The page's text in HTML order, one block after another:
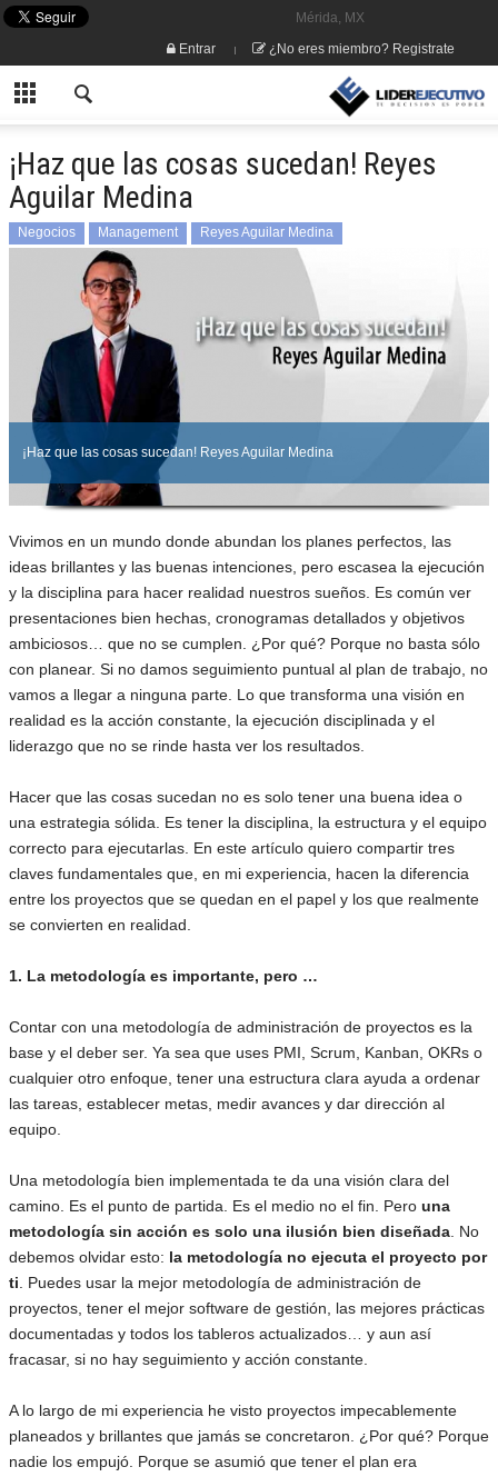
Mérida, MX
Entrar
¿No eres miembro? Registrate
¡Haz que las cosas sucedan! Reyes
Aguilar Medina
Negocios Management Reyes Aguilar Medina
¡Haz que las cosas sucedan! Reyes Aguilar Medina
Vivimos en un mundo donde abundan los planes perfectos, las
ideas brillantes y las buenas intenciones, pero escasea la ejecución
y la disciplina para hacer realidad nuestros sueños. Es común ver
presentaciones bien hechas, cronogramas detallados y objetivos
ambiciosos… que no se cumplen. ¿Por qué? Porque no basta sólo
con planear. Si no damos seguimiento puntual al plan de trabajo, no
vamos a llegar a ninguna parte. Lo que transforma una visión en
realidad es la acción constante, la ejecución disciplinada y el
liderazgo que no se rinde hasta ver los resultados.
Hacer que las cosas sucedan no es solo tener una buena idea o
una estrategia sólida. Es tener la disciplina, la estructura y el equipo
correcto para ejecutarlas. En este artículo quiero compartir tres
claves fundamentales que, en mi experiencia, hacen la diferencia
entre los proyectos que se quedan en el papel y los que realmente
se convierten en realidad.
1. La metodología es importante, pero …
Contar con una metodología de administración de proyectos es la
base y el deber ser. Ya sea que uses PMI, Scrum, Kanban, OKRs o
cualquier otro enfoque, tener una estructura clara ayuda a ordenar
las tareas, establecer metas, medir avances y dar dirección al
equipo.
Una metodología bien implementada te da una visión clara del
camino. Es el punto de partida. Es el medio no el fin. Pero una
metodología sin acción es solo una ilusión bien diseñada . No
debemos olvidar esto: la metodología no ejecuta el proyecto por
ti . Puedes usar la mejor metodología de administración de
proyectos, tener el mejor software de gestión, las mejores prácticas
documentadas y todos los tableros actualizados… y aun así
fracasar, si no hay seguimiento y acción constante.
A lo largo de mi experiencia he visto proyectos impecablemente
planeados y brillantes que jamás se concretaron. ¿Por qué? Porque
nadie los empujó. Porque se asumió que tener el plan era